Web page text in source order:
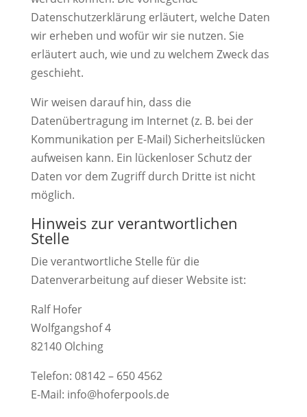
Datenschutzerklärung erläutert, welche Daten
wir erheben und wofür wir sie nutzen. Sie
erläutert auch, wie und zu welchem Zweck das
geschieht.
Wir weisen darauf hin, dass die
Datenübertragung im Internet (z. B. bei der
Kommunikation per E-Mail) Sicherheitslücken
aufweisen kann. Ein lückenloser Schutz der
Daten vor dem Zugriff durch Dritte ist nicht
möglich.
Hinweis zur verantwortlichen
Stelle
Die verantwortliche Stelle für die
Datenverarbeitung auf dieser Website ist:
Ralf Hofer
Wolfgangshof 4
82140 Olching
Telefon: 08142 – 650 4562
E-Mail: info@hoferpools.de